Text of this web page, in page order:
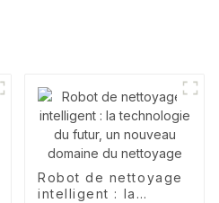
Robot de nettoyage
intelligent : la